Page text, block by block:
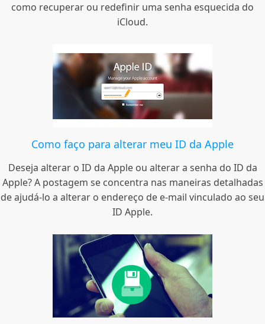
como recuperar ou redefinir uma senha esquecida do
iCloud.
Como faço para alterar meu ID da Apple
Deseja alterar o ID da Apple ou alterar a senha do ID da
Apple? A postagem se concentra nas maneiras detalhadas
de ajudá-lo a alterar o endereço de e-mail vinculado ao seu
ID Apple.